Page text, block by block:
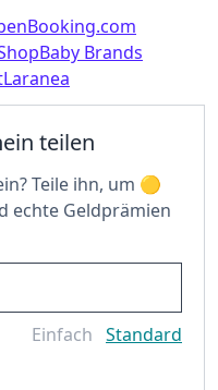
Booking.com
Baby Brands
Laranea
teilen
Teile ihn, um
echte Geldprämien
Einfach Standard